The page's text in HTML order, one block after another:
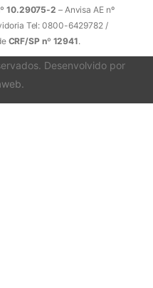
10.29075-2 – Anvisa AE nº
Tel: 0800-6429782 /
CRF/SP nº 12941.
Desenvolvido por
.